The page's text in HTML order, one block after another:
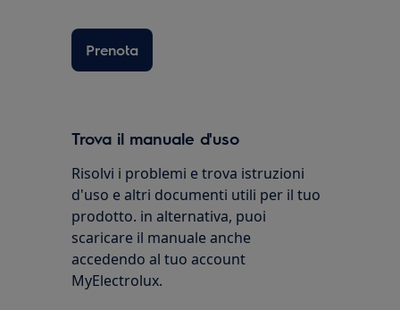
Prenota
Trova il manuale d'uso
Risolvi i problemi e trova istruzioni
d'uso e altri documenti utili per il tuo
prodotto. in alternativa, puoi
scaricare il manuale anche
accedendo al tuo account
MyElectrolux.